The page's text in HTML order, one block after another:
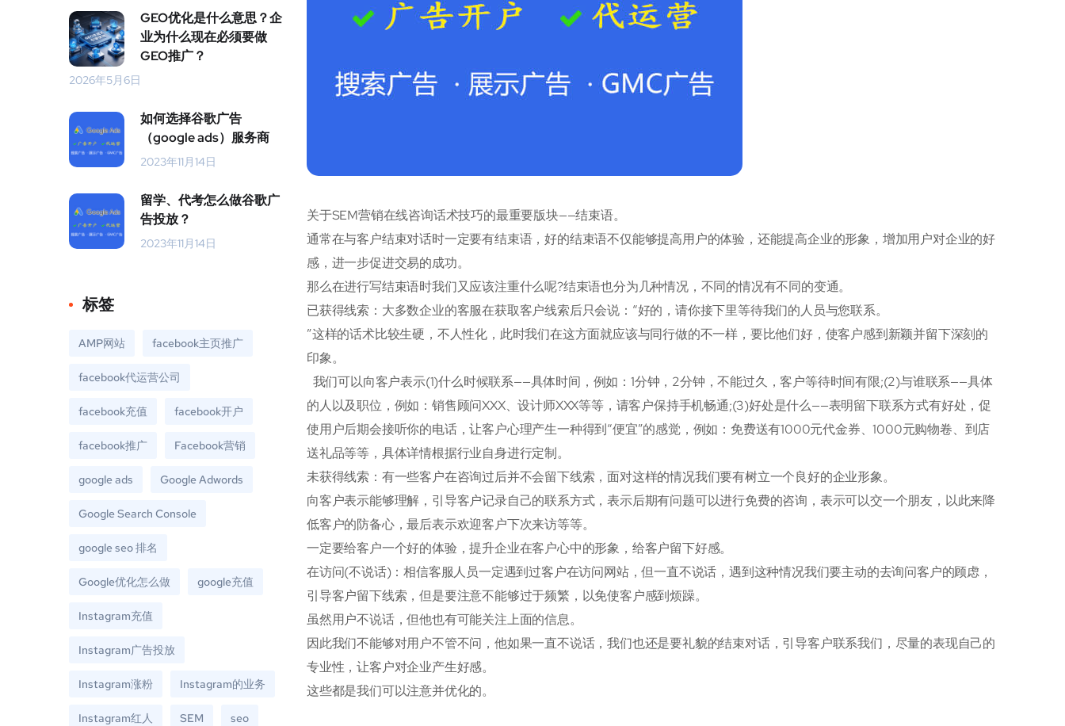
关于SEM营销在线咨询话术技巧的最重要版块——结束语。
通常在与客户结束对话时一定要有结束语，好的结束语不仅能够提高用户的体验，还能提高企业的形象，增加用户对企业的好
感，进一步促进交易的成功。
那么在进行写结束语时我们又应该注重什么呢?结束语也分为几种情况，不同的情况有不同的变通。
已获得线索：大多数企业的客服在获取客户线索后只会说：“好的，请你接下里等待我们的人员与您联系。
”这样的话术比较生硬，不人性化，此时我们在这方面就应该与同行做的不一样，要比他们好，使客户感到新颖并留下深刻的
印象。
我们可以向客户表示(1)什么时候联系——具体时间，例如：1分钟，2分钟，不能过久，客户等待时间有限;(2)与谁联系——具体
的人以及职位，例如：销售顾问XXX、设计师XXX等等，请客户保持手机畅通;(3)好处是什么——表明留下联系方式有好处，促
使用户后期会接听你的电话，让客户心理产生一种得到“便宜”的感觉，例如：免费送有1000元代金券、1000元购物卷、到店
送礼品等等，具体详情根据行业自身进行定制。
未获得线索：有一些客户在咨询过后并不会留下线索，面对这样的情况我们要有树立一个良好的企业形象。
向客户表示能够理解，引导客户记录自己的联系方式，表示后期有问题可以进行免费的咨询，表示可以交一个朋友，以此来降
低客户的防备心，最后表示欢迎客户下次来访等等。
一定要给客户一个好的体验，提升企业在客户心中的形象，给客户留下好感。
在访问(不说话)：相信客服人员一定遇到过客户在访问网站，但一直不说话，遇到这种情况我们要主动的去询问客户的顾虑，
引导客户留下线索，但是要注意不能够过于频繁，以免使客户感到烦躁。
虽然用户不说话，但他也有可能关注上面的信息。
因此我们不能够对用户不管不问，他如果一直不说话，我们也还是要礼貌的结束对话，引导客户联系我们，尽量的表现自己的
专业性，让客户对企业产生好感。
这些都是我们可以注意并优化的。
GEO优化是什么意思？企
业为什么现在必须要做
GEO推广？
2026年5月6日
如何选择谷歌广告
（google ads）服务商
2023年11月14日
留学、代考怎么做谷歌广
告投放？
2023年11月14日
标签
AMP网站 facebook主页推广
facebook代运营公司
facebook充值 facebook开户
facebook推广 Facebook营销
google ads Google Adwords
Google Search Console
google seo 排名
Google优化怎么做 google充值
Instagram充值
Instagram广告投放
Instagram涨粉 Instagram的业务
Instagram红人 SEM seo